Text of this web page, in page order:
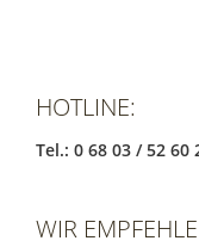
HOTLINE:
Tel.: 0 68 03 / 52 60
WIR